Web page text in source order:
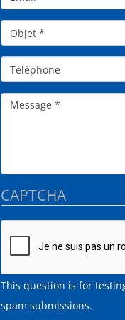
Objet*
Téléphone
Message
CAPTCHA
This question is for
spam submissions.